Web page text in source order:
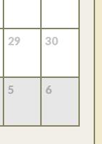
29 30
5 6